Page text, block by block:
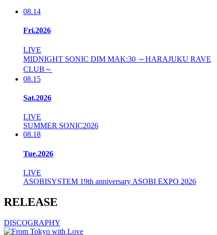
08.14
Fri.2026
LIVE
MIDNIGHT SONIC DIM MAK:30 ～HARAJUKU RAVE
CLUB～
08.15
Sat.2026
LIVE
SUMMER SONIC2026
08.18
Tue.2026
LIVE
ASOBISYSTEM 19th anniversary ASOBI EXPO 2026
RELEASE
DISCOGRAPHY